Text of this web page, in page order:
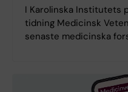
I Karolinska Institutets
tidning Medicinsk
senaste medicinska